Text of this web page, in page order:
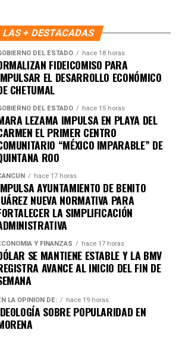
las noticias al instante
al canal oficial de WhatsApp de
Podery recibe las noticias más
de Quintana Roo directamente
al canal de WhatsApp
LAS + DESTACADAS
DEL ESTADO hace 18 horas
FIDEICOMISO PARA
EL DESARROLLO ECONÓMICO
CHETUMAL
DEL ESTADO hace 15 horas
LEZAMA IMPULSA EN PLAYA DEL
EL PRIMER CENTRO
“MÉXICO IMPARABLE” DE
ROO
hace 17 horas
AYUNTAMIENTO DE BENITO
NUEVA NORMATIVA PARA
LA SIMPLIFICACIÓN
Y FINANZAS hace 17 horas
SE MANTIENE ESTABLE Y LA BMV
AVANCE AL INICIO DEL FIN DE
LA OPINIÓN DE: hace 19 horas
SOBRE POPULARIDAD EN